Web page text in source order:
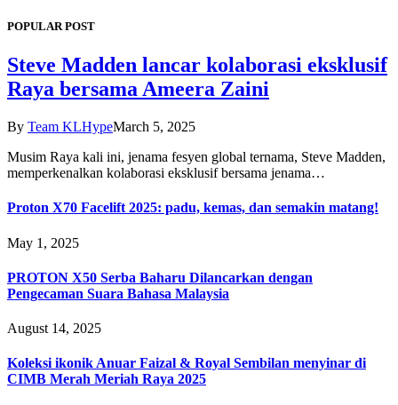
POPULAR POST
Steve Madden lancar kolaborasi eksklusif
Raya bersama Ameera Zaini
By Team KLHypeMarch 5, 2025
Musim Raya kali ini, jenama fesyen global ternama, Steve Madden,
memperkenalkan kolaborasi eksklusif bersama jenama…
Proton X70 Facelift 2025: padu, kemas, dan semakin matang!
May 1, 2025
PROTON X50 Serba Baharu Dilancarkan dengan
Pengecaman Suara Bahasa Malaysia
August 14, 2025
Koleksi ikonik Anuar Faizal & Royal Sembilan menyinar di
CIMB Merah Meriah Raya 2025